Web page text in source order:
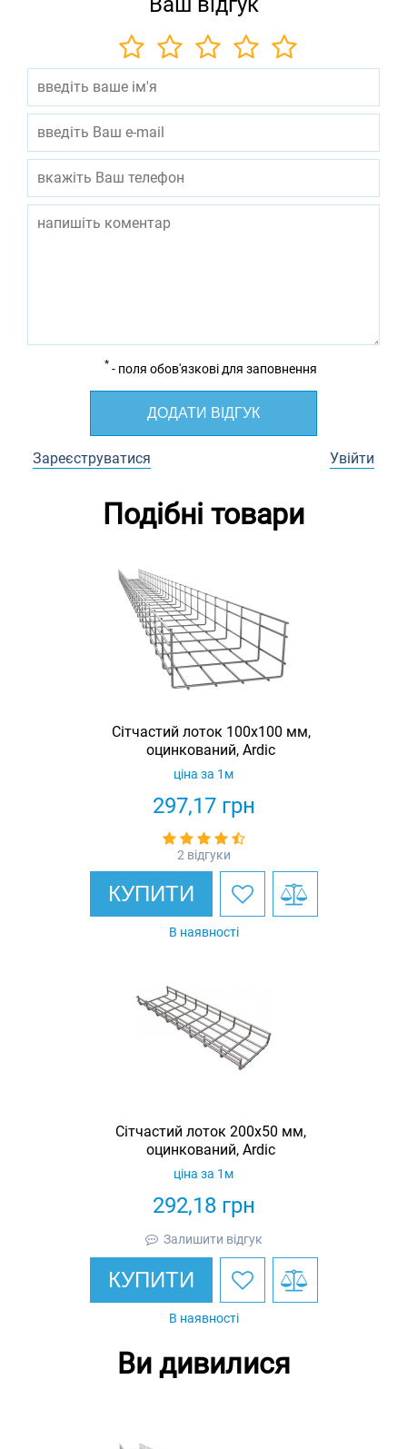
* - поля обов'язкові для заповнення
ДОДАТИ ВІДГУК
Зареєструватися Увійти
Подібні товари
Сітчастий лоток 100х100 мм,
оцинкований, Ardic
297,17грн
ціна за 1м
2 відгуки
КУПИТИ
В наявності
Сітчастий лоток 200х50 мм,
оцинкований, Ardic
292,18грн
ціна за 1м
Залишити відгук
КУПИТИ
В наявності
Ви дивилися